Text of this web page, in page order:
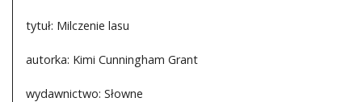
tytuł: Milczenie lasu
autorka: Kimi Cunningham Grant
wydawnictwo: Słowne